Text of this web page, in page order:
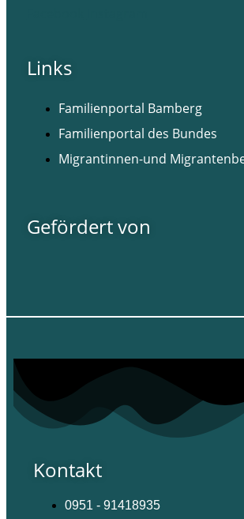
Links
Familienportal Bamberg
Familienportal des Bundes
Migrantinnen-und
Gefördert von
Kontakt
0951 - 91418935